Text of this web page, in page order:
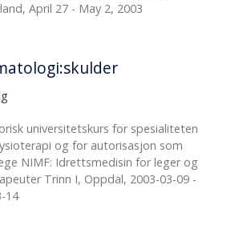
April 27 - May 2, 2003
universitetskurs for spesialiteten
og for autorisasjon som
NIMF: Idrettsmedisin for leger og
Trinn I, Oppdal, 2003-03-09 -
14